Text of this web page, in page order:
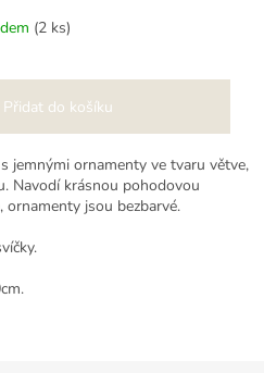
(2 ks)
Přidat do košíku
jemnými ornamenty ve tvaru větve,
Navodí krásnou pohodovou
ornamenty jsou bezbarvé.